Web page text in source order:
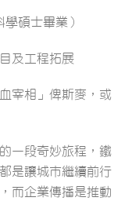
碩士畢業）
及工程拓展
宰相」俾斯麥，或
一段奇妙旅程，鐵
是讓城市繼續前行
而企業傳播是推動